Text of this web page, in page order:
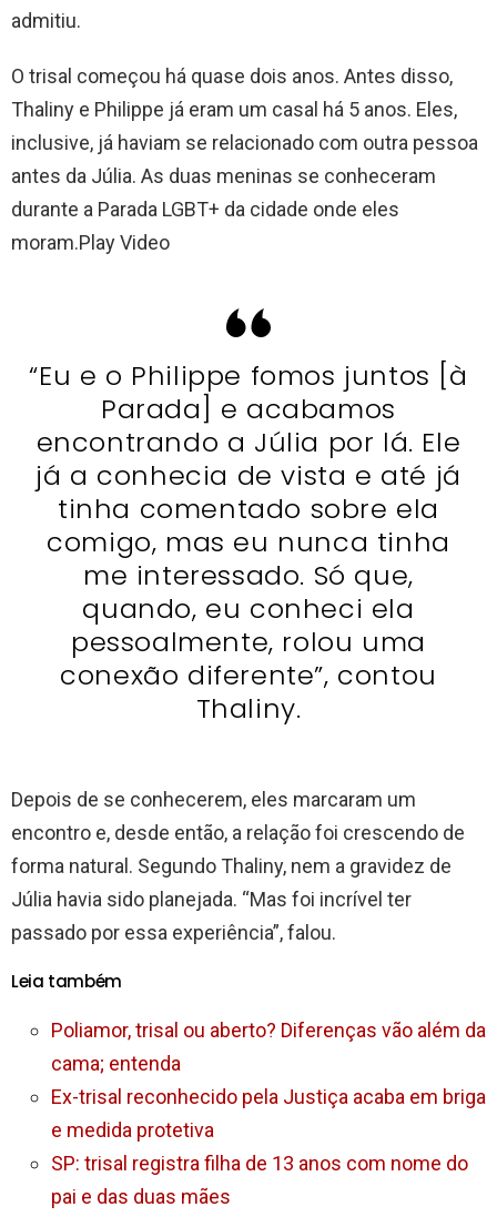
admitiu.
O trisal começou há quase dois anos. Antes disso,
Thaliny e Philippe já eram um casal há 5 anos. Eles,
inclusive, já haviam se relacionado com outra pessoa
antes da Júlia. As duas meninas se conheceram
durante a Parada LGBT+ da cidade onde eles
moram.Play Video
“Eu e o Philippe fomos juntos [à
Parada] e acabamos
encontrando a Júlia por lá. Ele
já a conhecia de vista e até já
tinha comentado sobre ela
comigo, mas eu nunca tinha
me interessado. Só que,
quando, eu conheci ela
pessoalmente, rolou uma
conexão diferente”, contou
Thaliny.
Depois de se conhecerem, eles marcaram um
encontro e, desde então, a relação foi crescendo de
forma natural. Segundo Thaliny, nem a gravidez de
Júlia havia sido planejada. “Mas foi incrível ter
passado por essa experiência”, falou.
Leia também
Poliamor, trisal ou aberto? Diferenças vão além da
cama; entenda
Ex-trisal reconhecido pela Justiça acaba em briga
e medida protetiva
SP: trisal registra filha de 13 anos com nome do
pai e das duas mães